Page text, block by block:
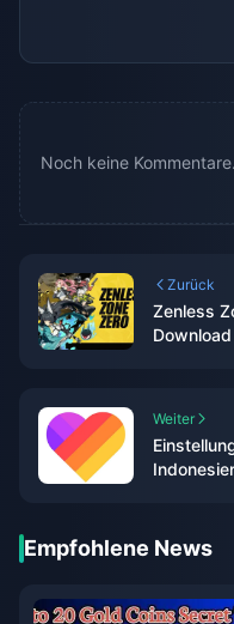
Noch keine
Zurück
Zenless
Weiter
Empfohlene News